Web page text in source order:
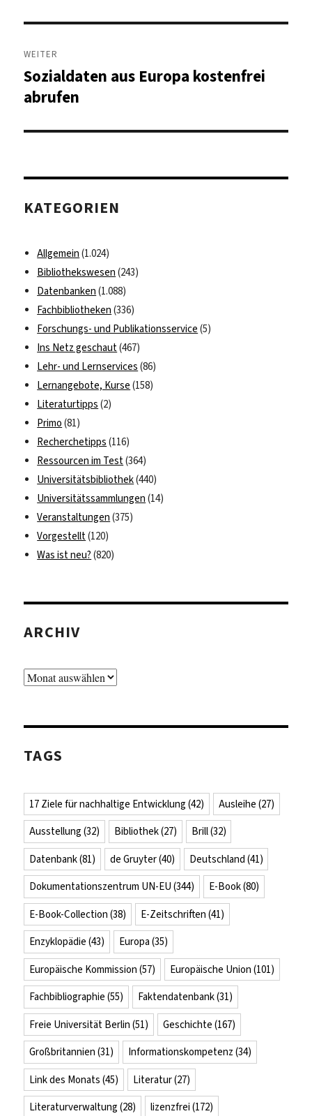
WEITER
Nächster
Beitrag:
Sozialdaten aus Europa kostenfrei
abrufen
KATEGORIEN
Allgemein (1.024)
Bibliothekswesen (243)
Datenbanken (1.088)
Fachbibliotheken (336)
Forschungs- und Publikationsservice (5)
Ins Netz geschaut(467)
Lehr- und Lernservices (86)
Lernangebote, Kurse (158)
Literaturtipps (2)
Primo (81)
Recherchetipps (116)
Ressourcen im Test(364)
Universitätsbibliothek(440)
Universitätssammlungen (14)
Veranstaltungen (375)
Vorgestellt(120)
Was ist neu? (820)
ARCHIV
Archiv
TAGS
17 Ziele für nachhaltige Entwicklung (42) Ausleihe (27)
Ausstellung (32) Bibliothek(27) Brill(32)
Datenbank(81) de Gruyter(40) Deutschland (41)
Dokumentationszentrum UN-EU (344) E-Book(80)
E-Book-Collection (38) E-Zeitschriften (41)
Enzyklopädie (43) Europa (35)
Europäische Kommission (57) Europäische Union (101)
Fachbibliographie (55) Faktendatenbank(31)
Freie Universität Berlin (51) Geschichte (167)
Großbritannien (31) Informationskompetenz (34)
Link des Monats (45) Literatur(27)
Literaturverwaltung (28) lizenzfrei (172)